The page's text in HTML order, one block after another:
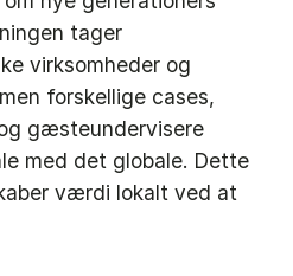
tager
virksomheder og
forskellige cases,
gæsteundervisere
med det globale. Dette
værdi lokalt ved at